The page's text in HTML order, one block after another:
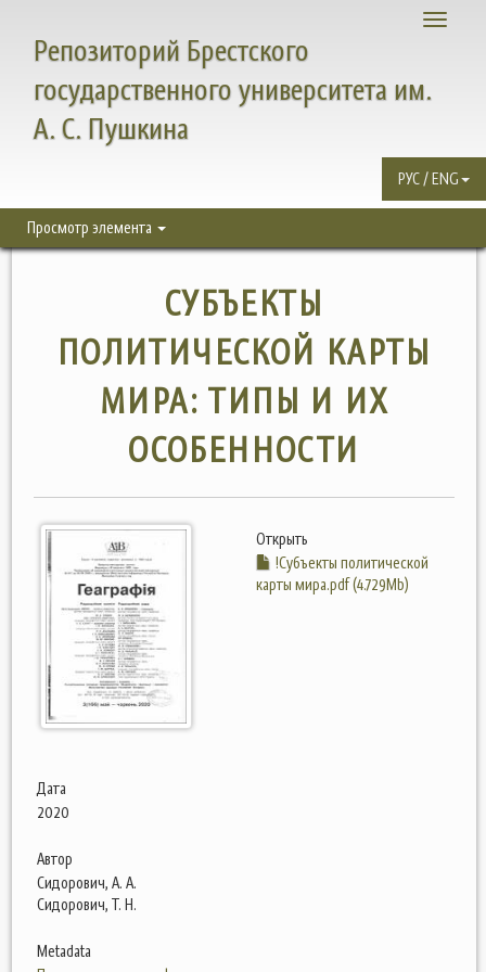
Toggle
Репозиторий Брестского
государственного университета им.
А. С. Пушкина
РУС / ENG
Просмотр элемента
СУБЪЕКТЫ
ПОЛИТИЧЕСКОЙ КАРТЫ
МИРА: ТИПЫ И ИХ
ОСОБЕННОСТИ
Открыть
!Субъекты политической
карты мира.pdf (4.729Mb)
Дата
2020
Автор
Сидорович, А. А.
Сидорович, Т. Н.
Metadata